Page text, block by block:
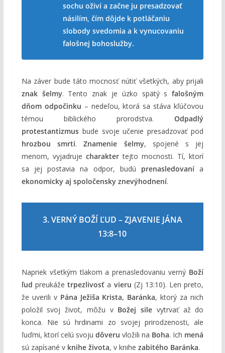
sochu oživí a začne ju presadzovať
násilím, čím dôjde k potláčaniu
slobody svedomia a k vynucovaniu
falošnej bohoslužby.
Na záver bude táto mocnosť nútiť všetkých, aby prijali
znak šelmy. Tento znak je úzko spätý sfalošným
dňom odpočinku – nedeľou, ktorá sa stáva kľúčovou
témou biblického prorodstva.Odpadlý
protestantizmusbude svoje učenie presadzovať pod
hrozbou smrti.Znamenie šelmy, spojené s jej
menom, vyjadruje charaktertejto mocnosti. Tí, ktorí
sa jej postavia na odpor, budú prenasledovaní a
ekonomicky aj spoločensky znevýhodnení.
3. VERNÝ BOŽÍ ĽUD – ZJAVENIE JÁNA
13:8–10
Napriek všetkým tlakom a prenasledovaniu verný Boží
ľud preukážetrpezlivosť a vieru (Zj 13:10). Len preto,
že uverili v Pána Ježiša Krista, Baránka, ktorý za nich
položil svoj život, môžu v Božej sile vytrvať až do
konca. Nie sú hrdinami zo svojej prirodzenosti, ale
ľuďmi, ktorí celú svoju dôveru vložili na Boha. Ich mená
sú zapísané v knihe života, v knihe zabitého Baránka.